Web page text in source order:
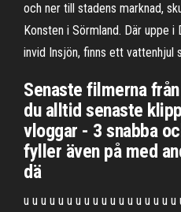
och ner till stadens marknad,
Konsten i Sörmland. Där uppe i
invid Insjön, finns ett vattenhjul
Senaste filmerna
du alltid senaste
vloggar - 3 snabba
fyller även på med
dä
u u u u u u u u u u u u u u u u u